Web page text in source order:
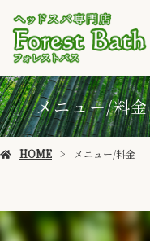
メニュー/料金
HOME メニュー/料金